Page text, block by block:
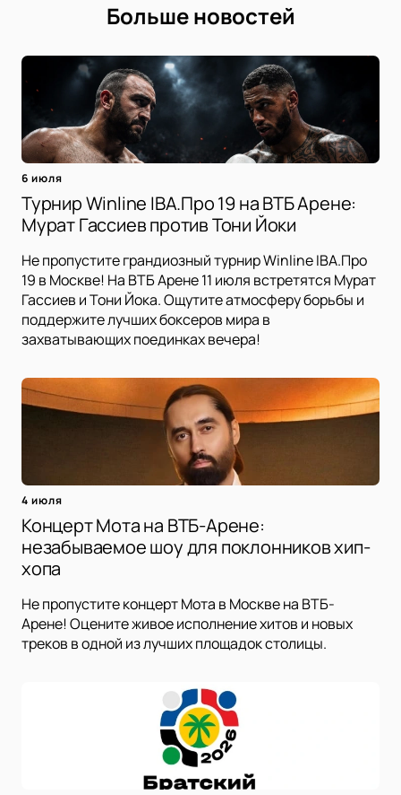
Больше новостей
6 июля
Турнир Winline IBA.Про 19 на ВТБ Арене:
Мурат Гассиев против Тони Йоки
Не пропустите грандиозный турнир Winline IBA.Про
19 в Москве! На ВТБ Арене 11 июля встретятся Мурат
Гассиев и Тони Йока. Ощутите атмосферу борьбы и
поддержите лучших боксеров мира в
захватывающих поединках вечера!
4 июля
Концерт Мота на ВТБ-Арене:
незабываемое шоу для поклонников хип-
хопа
Не пропустите концерт Мота в Москве на ВТБ-
Арене! Оцените живое исполнение хитов и новых
треков в одной из лучших площадок столицы.